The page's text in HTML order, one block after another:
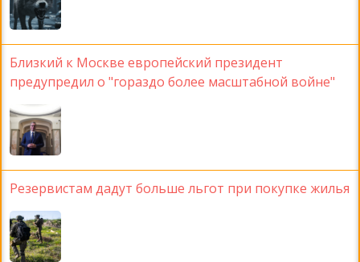
Близкий к Москве европейский президент
предупредил о "гораздо более масштабной войне"
Резервистам дадут больше льгот при покупке жилья